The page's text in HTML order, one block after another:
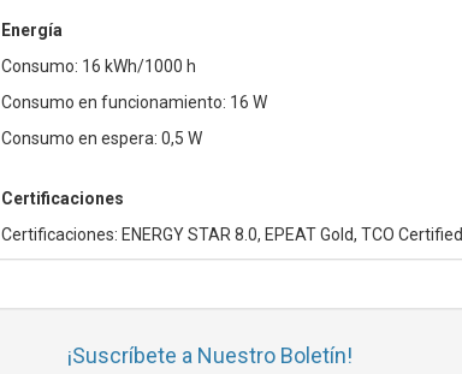
Energía
Consumo: 16 kWh/1000 h
Consumo en funcionamiento: 16 W
Consumo en espera: 0,5 W
Certificaciones
Certificaciones: ENERGY STAR 8.0, EPEAT Gold, TCO Certified
¡Suscríbete a Nuestro Boletín!